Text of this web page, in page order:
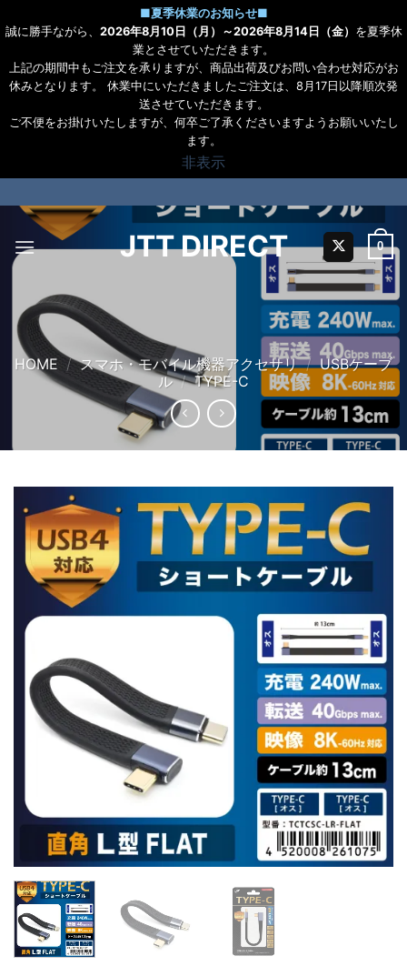
■夏季休業のお知らせ■
誠に勝手ながら、 2026年8月10日（月）～2026年8月14日（金） を夏季休
業とさせていただきます。
上記の期間中もご注文を承りますが、商品出荷及びお問い合わせ対応がお
休みとなります。 休業中にいただきましたご注文は、8月17日以降順次発
送させていただきます。
ご不便をお掛けいたしますが、何卒ご了承くださいますようお願いいたし
ます。
非表示
to
content
JTT DIRECT 0
HOME / スマホ・モバイル機器アクセサリ / USBケーブ
ル / TYPE-C